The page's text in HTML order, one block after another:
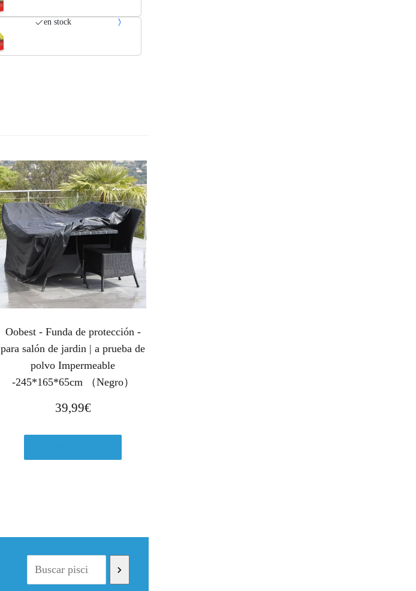
en stock
Oobest - Funda de protección -
para salón de jardin | a prueba de
polvo Impermeable
-245*165*65cm （Negro）
39,99€